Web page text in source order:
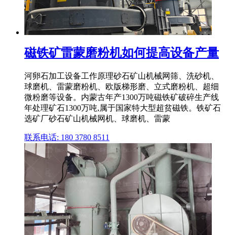
磁铁矿雷蒙磨粉机如何提高设备产量
河卵石加工设备工作原理砂石矿山机械网筛、洗砂机、
球磨机、雷蒙磨粉机、欧版梯形磨、立式磨粉机、超细
微粉磨等设备。内蒙古年产1300万吨磁铁矿破碎生产线
年处理矿石1300万吨,属于国家特大型超贫磁铁。铁矿石
选矿厂砂石矿山机械网机、球磨机、雷蒙
联系电话: 180 3780 8511